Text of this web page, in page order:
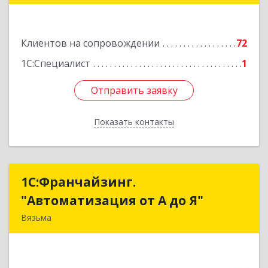
Клиентов на сопровождении
72
1С:Специалист
1
Отправить заявку
Показать контакты
Отправить заявку
Назад
1С:Франчайзинг.
"Автоматизация от А до Я"
Вязьма
1С:Франчайзинг.
"Автоматизация от А до Я"